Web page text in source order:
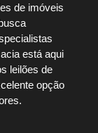
de imóveis
está aqui
leilões de
opção